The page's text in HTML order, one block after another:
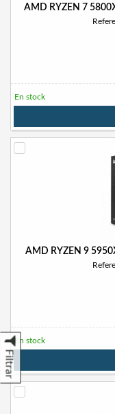
Filtrar
AMD RYZEN 7
En stock
AMD RYZEN 9
En stock